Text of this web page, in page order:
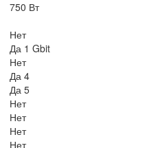
750 Вт
Нет
Да 1 Gbit
Нет
Да 4
Да 5
Нет
Нет
Нет
Нет